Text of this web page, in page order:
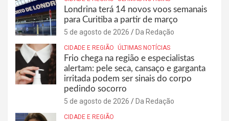
Londrina terá 14 novos voos semanais
para Curitiba a partir de março
5 de agosto de 2026 Da Redação
CIDADE E REGIÃO ÚLTIMAS NOTÍCIAS
Frio chega na região e especialistas
alertam: pele seca, cansaço e garganta
irritada podem ser sinais do corpo
pedindo socorro
5 de agosto de 2026 Da Redação
CIDADE E REGIÃO